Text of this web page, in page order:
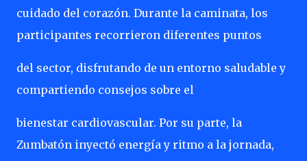
cuidado del corazón. Durante la caminata, los
participantes recorrieron diferentes puntos
del sector, disfrutando de un entorno saludable y
compartiendo consejos sobre el
bienestar cardiovascular. Por su parte, la
Zumbatón inyectó energía y ritmo a la jornada,